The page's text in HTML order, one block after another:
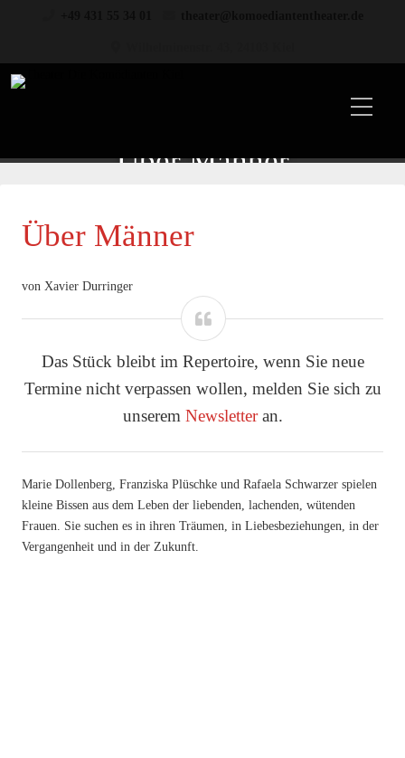
Über Männer
Über Männer
von Xavier Durringer
Das Stück bleibt im Repertoire, wenn Sie neue
Termine nicht verpassen wollen, melden Sie sich zu
unserem Newsletteran.
Marie Dollenberg, Franziska Plüschke und Rafaela Schwarzer spielen
kleine Bissen aus dem Leben der liebenden, lachenden, wütenden
Frauen. Sie suchen es in ihren Träumen, in Liebesbeziehungen, in der
Vergangenheit und in der Zukunft.